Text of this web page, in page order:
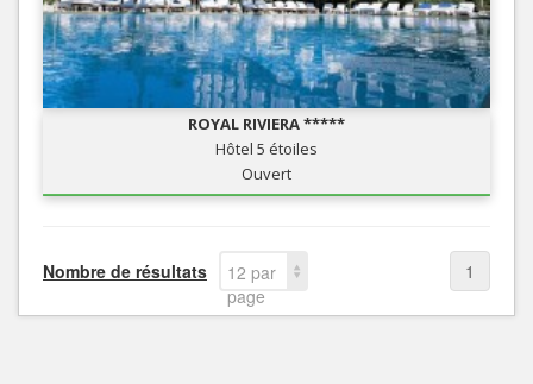
ROYAL RIVIERA *****
Hôtel 5 étoiles
Ouvert
Nombre de résultats
12 par
page
1